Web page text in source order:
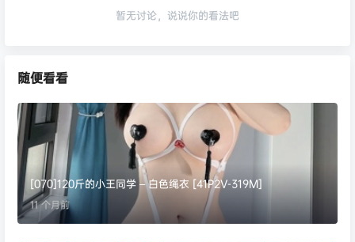
暂无讨论，说说你的看法吧
随便看看
[070]120斤的小王同学 – 白色绳衣 [41P2V-319M]
11 个月前